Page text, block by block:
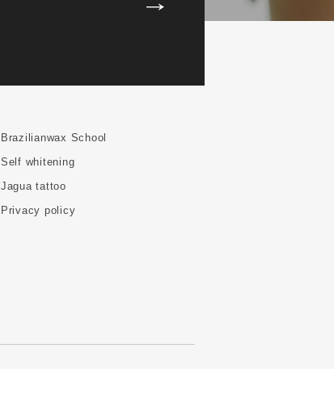
Brazilianwax School
Self whitening
Jagua tattoo
Privacy policy